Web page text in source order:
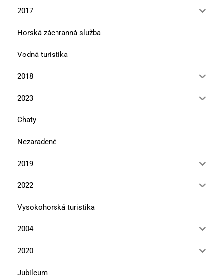
2017
Horská záchranná služba
Vodná turistika
2018
2023
Chaty
Nezaradené
2019
2022
Vysokohorská turistika
2004
2020
Jubileum